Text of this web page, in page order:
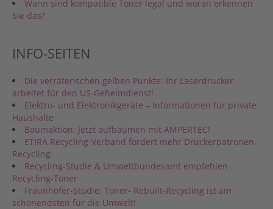
Wann sind kompatible Toner legal und woran erkennen
Sie das?
INFO-SEITEN
Die verräterischen gelben Punkte: Ihr Laserdrucker
arbeitet für den US-Geheimdienst!
Elektro- und Elektronikgeräte – Informationen für private
Haushalte
Baumaktion: Jetzt aufbäumen mit AMPERTEC!
ETIRA Recycling-Verband fordert mehr Druckerpatronen-
Recycling
Recycling-Studie & Umweltbundesamt empfehlen
Recycling-Toner
Fraunhofer-Studie: Toner- Rebuilt-Recycling ist am
schonendsten für die Umwelt!